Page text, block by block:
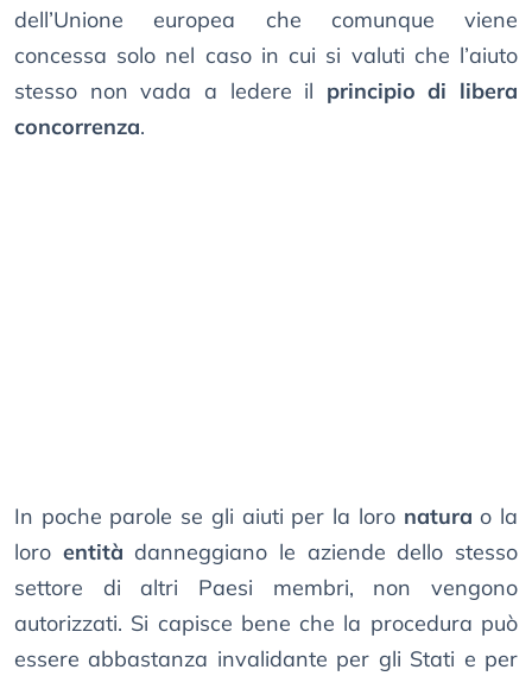
dell’Unione europea che comunque viene
concessa solo nel caso in cui si valuti che l’aiuto
stesso non vada a ledere il principio di libera
concorrenza.
In poche parole se gli aiuti per la loro natura o la
loro entità danneggiano le aziende dello stesso
settore di altri Paesi membri, non vengono
autorizzati. Si capisce bene che la procedura può
essere abbastanza invalidante per gli Stati e per